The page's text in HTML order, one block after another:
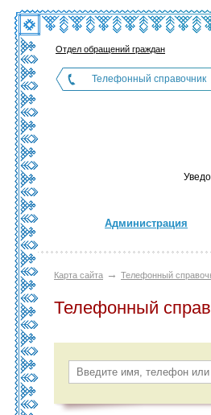
Отдел обращений граждан
Телефонный справочник
Администрация
Карта сайта → Телефонный
Телефонный